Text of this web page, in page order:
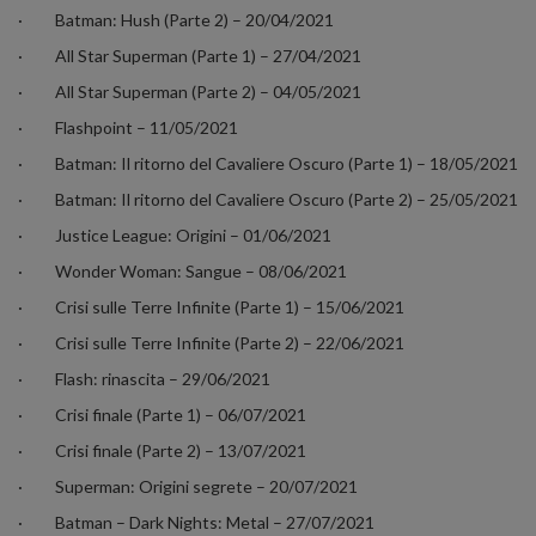
·
Batman: Hush (Parte 2) – 20/04/2021
·
All Star Superman (Parte 1) – 27/04/2021
·
All Star Superman (Parte 2) – 04/05/2021
·
Flashpoint – 11/05/2021
·
Batman: Il ritorno del Cavaliere Oscuro (Parte 1) – 18/05/2021
·
Batman: Il ritorno del Cavaliere Oscuro (Parte 2) – 25/05/2021
·
Justice League: Origini – 01/06/2021
·
Wonder Woman: Sangue – 08/06/2021
·
Crisi sulle Terre Infinite (Parte 1) – 15/06/2021
·
Crisi sulle Terre Infinite (Parte 2) – 22/06/2021
·
Flash: rinascita – 29/06/2021
·
Crisi finale (Parte 1) – 06/07/2021
·
Crisi finale (Parte 2) – 13/07/2021
·
Superman: Origini segrete – 20/07/2021
·
Batman – Dark Nights: Metal – 27/07/2021